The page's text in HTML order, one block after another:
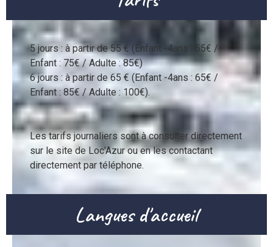
5 jours : à partir de 55 € (Enfant -4ans : 55€ /
Enfant : 75€ / Adulte : 85€)
6 jours : à partir de 65 € (Enfant -4ans : 65€ /
Enfant : 85€ / Adulte : 100€).
Les tarifs journaliers sont à consulter directement
sur le site de Loc'Azur ou en les contactant
directement par téléphone.
Langues d'accueil